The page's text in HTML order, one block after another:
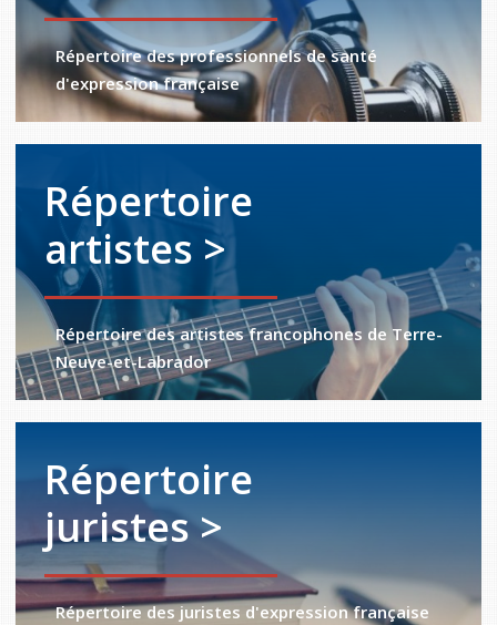
Répertoire des professionnels de santé
d'expression française
Répertoire
artistes >
Répertoire des artistes francophones de Terre-
Neuve-et-Labrador
Répertoire
juristes >
Répertoire des juristes d'expression française